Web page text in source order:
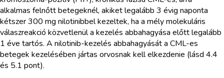
alkalmas felnőtt betegeknél, akiket legalább 3 évig naponta
kétszer 300 mg nilotinibbel kezeltek, ha a mély molekuláris
válaszreakció közvetlenül a kezelés abbahagyása előtt legalább
1 éve tartós. A nilotinib-kezelés abbahagyását a CML-es
betegek kezelésében jártas orvosnak kell elkezdenie (lásd 4.4
és 5.1 pont).